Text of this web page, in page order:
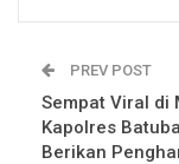
PREV POST
Sempat Viral di
Kapolres
Berikan